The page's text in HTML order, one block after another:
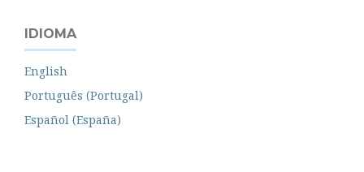
IDIOMA
English
Português (Portugal)
Español (España)